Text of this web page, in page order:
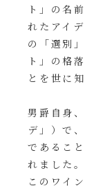
ト」の名
れたアイ
の「選別
ト」の格
とを世に
男爵自身
デ」）で
であるこ
れました
このワイ